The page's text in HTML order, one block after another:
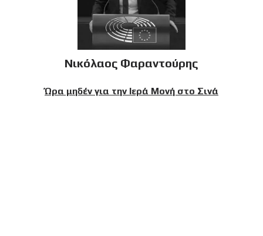
Νικόλαος Φαραντούρης
Ώρα μηδέν για την Ιερά Μονή στο Σινά